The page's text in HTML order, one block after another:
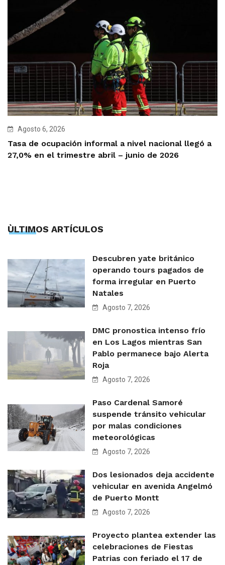
Agosto 6, 2026
Tasa de ocupación informal a nivel nacional llegó a
27,0% en el trimestre abril – junio de 2026
ÙLTIMOS ARTÍCULOS
Descubren yate británico
operando tours pagados de
forma irregular en Puerto
Natales
Agosto 7, 2026
DMC pronostica intenso frío
en Los Lagos mientras San
Pablo permanece bajo Alerta
Roja
Agosto 7, 2026
Paso Cardenal Samoré
suspende tránsito vehicular
por malas condiciones
meteorológicas
Agosto 7, 2026
Dos lesionados deja accidente
vehicular en avenida Angelmó
de Puerto Montt
Agosto 7, 2026
Proyecto plantea extender las
celebraciones de Fiestas
Patrias con feriado el 17 de